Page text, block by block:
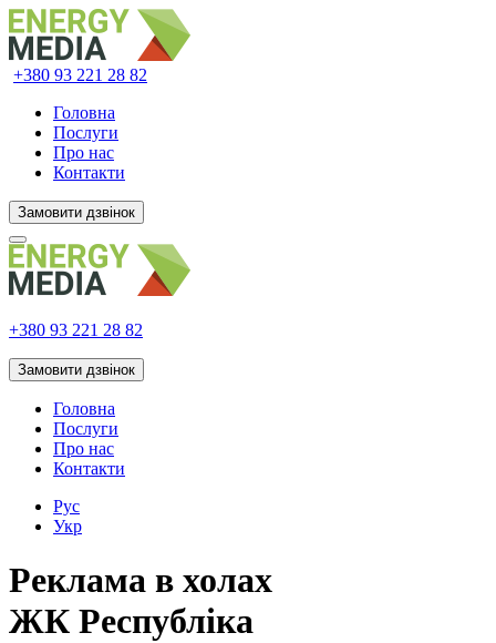
+380 93 221 28 82
Головна
Послуги
Про нас
Контакти
Замовити дзвінок
+380 93 221 28 82
Замовити дзвінок
Головна
Послуги
Про нас
Контакти
Рус
Укр
Реклама в холах
ЖК Республіка